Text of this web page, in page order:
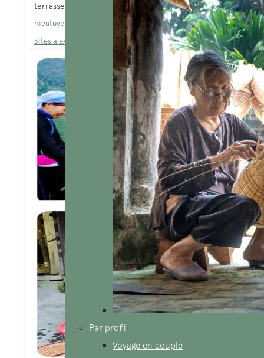
Par profil
Voyage en couple
terrasses et de...
hieutuyen Montagnes du Nord, Sapa,
Sites à explorer